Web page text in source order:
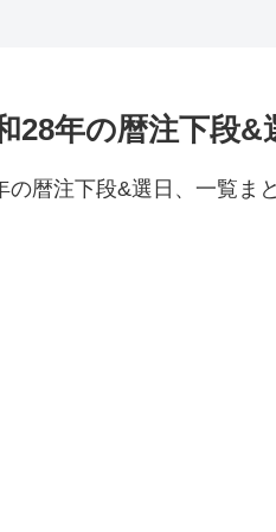
28年の暦注下段&
暦注下段&選日、一覧まと